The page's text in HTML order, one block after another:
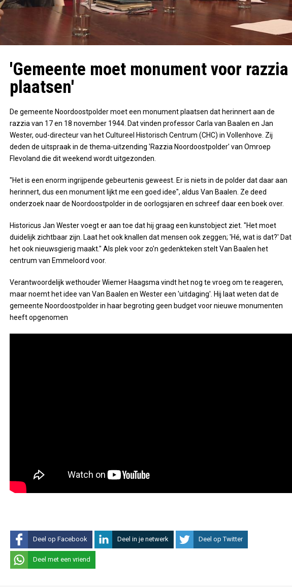
'Gemeente moet monument voor razzia
plaatsen'
De gemeente Noordoostpolder moet een monument plaatsen dat herinnert aan de
razzia van 17 en 18 november 1944. Dat vinden professor Carla van Baalen en Jan
Wester, oud-directeur van het Cultureel Historisch Centrum (CHC) in Vollenhove. Zij
deden de uitspraak in de thema-uitzending 'Razzia Noordoostpolder' van Omroep
Flevoland die dit weekend wordt uitgezonden.
"Het is een enorm ingrijpende gebeurtenis geweest. Er is niets in de polder dat daar aan
herinnert, dus een monument lijkt me een goed idee", aldus Van Baalen. Ze deed
onderzoek naar de Noordoostpolder in de oorlogsjaren en schreef daar een boek over.
Historicus Jan Wester voegt er aan toe dat hij graag een kunstobject ziet. "Het moet
duidelijk zichtbaar zijn. Laat het ook knallen dat mensen ook zeggen; 'Hé, wat is dat?' Dat
het ook nieuwsgierig maakt." Als plek voor zo'n gedenkteken stelt Van Baalen het
centrum van Emmeloord voor.
Verantwoordelijk wethouder Wiemer Haagsma vindt het nog te vroeg om te reageren,
maar noemt het idee van Van Baalen en Wester een 'uitdaging'. Hij laat weten dat de
gemeente Noordoostpolder in haar begroting geen budget voor nieuwe monumenten
heeft opgenomen
Deel op Facebook Deel in je netwerk Deel op Twitter
Deel met een vriend